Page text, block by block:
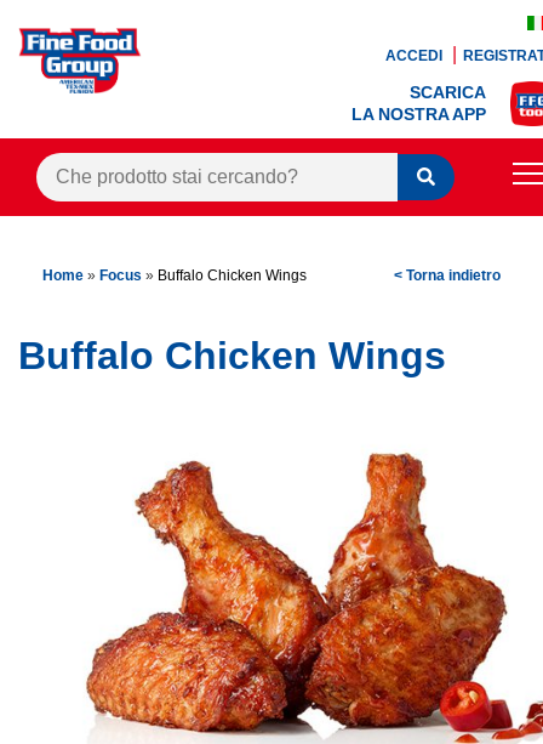
ACCEDI
SCARICA
LA NOSTRA APP
BLOG
RICETTE
Home » Focus » Buffalo Chicken Wings < Torna indietro
Buffalo Chicken Wings